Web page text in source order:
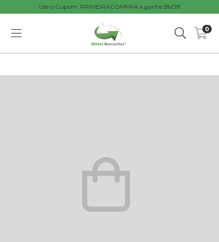
Use o Cupom: PRIMEIRACOMPRA e ganhe 5%Off
0